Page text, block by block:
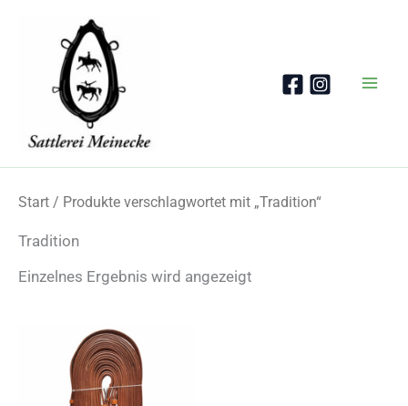
Start / Produkte verschlagwortet mit „Tradition“
Tradition
Einzelnes Ergebnis wird angezeigt